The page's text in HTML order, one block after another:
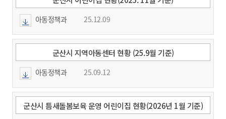
아동정책과 25.12.09
군산시 지역아동센터 현황 (25.9월 기준)
아동정책과 25.09.12
군산시 틈새돌봄보육 운영 어린이집 현황(2026년 1월 기준)